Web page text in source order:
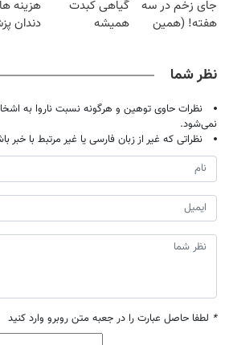
تومان!!!
جای زخم در سه
هفته! (همین
گیاهی کبدت
همیشه
هزینه
دندان
نظر شما
نظرات حاوی توهین و هرگونه نسبت ناروا به
نمی‌شود.
نظراتی که غیر از زبان فارسی یا غیر مرتبط با
* لطفا حاصل عبارت را در جعبه متن روبرو وارد کنید